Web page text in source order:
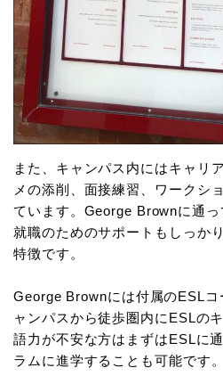
また、キャンパス内にはキャリ
メの添削、面接練習、ワークシ
ています。George Brownに通
就職のためのサポートもしっか
特徴です。
George Brownには付属のESLコ
ャンパスから徒歩圏内にESLの
語力が不安な方はまずはESLに
ラムに進学することも可能です。